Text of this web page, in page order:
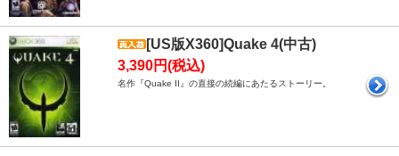
[US版X360]Quake 4(中古)
3,390円(税込)
名作『Quake II』の直接の続編にあたるストーリー。